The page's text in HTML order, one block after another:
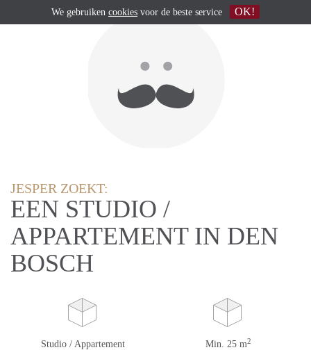
JESPER ZOEKT:
EEN STUDIO /
APPARTEMENT IN DEN
BOSCH
Studio / Appartement Min. 25 m2
We gebruiken cookies voor de beste service OK!